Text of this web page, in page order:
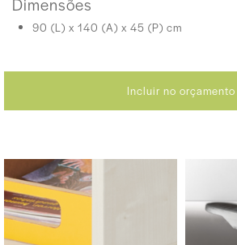
Dimensões
90 (L) x 140 (A) x 45 (P) cm
Incluir no orçamento